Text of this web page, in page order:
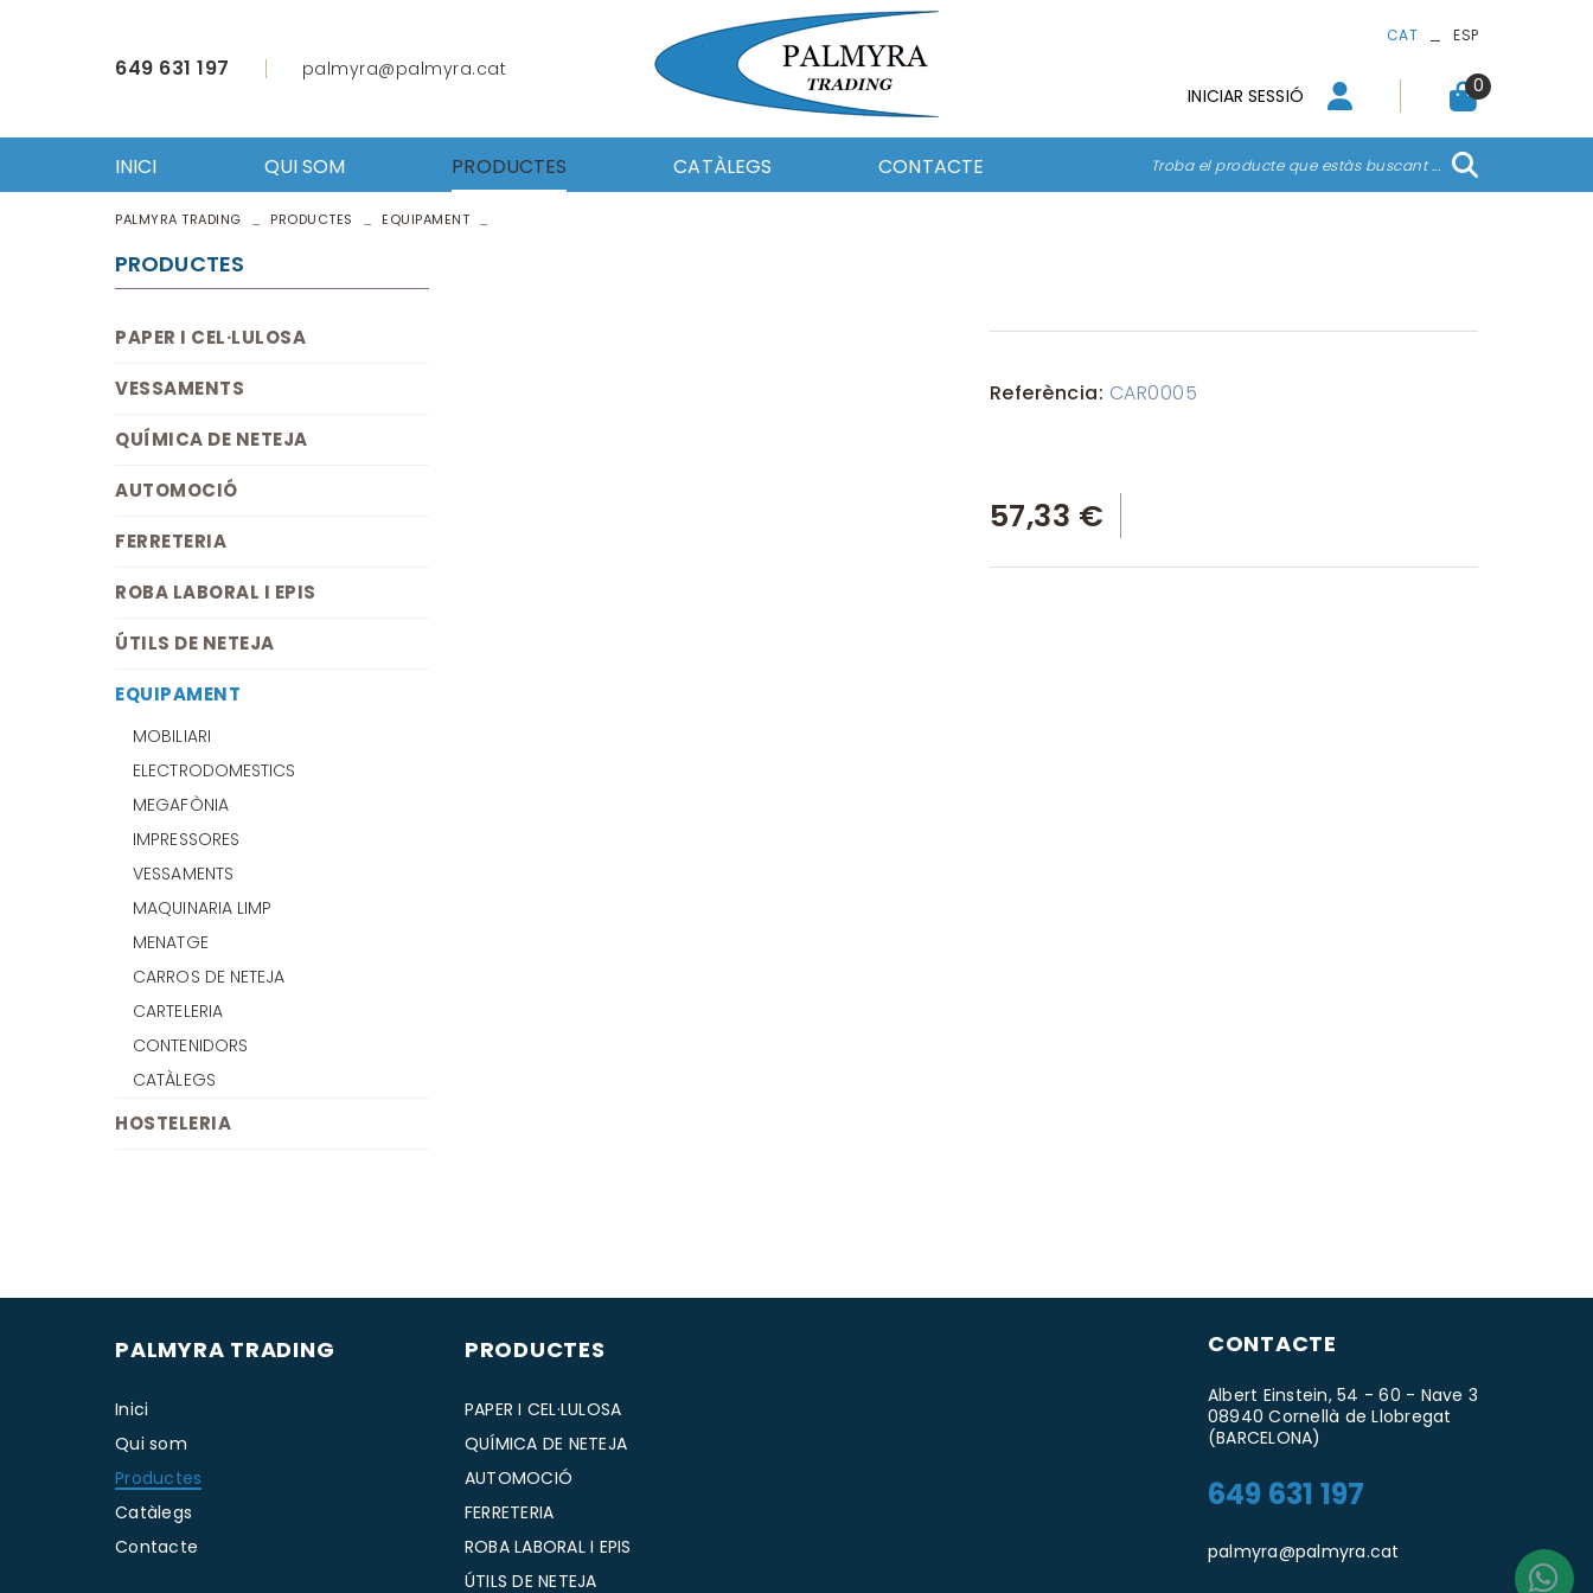
649 631 197 palmyra@palmyra.cat
CAT ESP
INICIAR SESSIÓ 0
INICI QUI SOM PRODUCTES
PAPER I CEL·LULOSA
CATÀLEGS CONTACTE Troba el producte que estàs buscant ...
PALMYRA TRADING PRODUCTES EQUIPAMENT
Referència: CAR0005
57,33 €
PRODUCTES
PAPER I CEL·LULOSA
VESSAMENTS
QUÍMICA DE NETEJA
AUTOMOCIÓ
FERRETERIA
ROBA LABORAL I EPIS
ÚTILS DE NETEJA
EQUIPAMENT
MOBILIARI
ELECTRODOMESTICS
MEGAFÒNIA
IMPRESSORES
VESSAMENTS
MAQUINARIA LIMP
MENATGE
CARROS DE NETEJA
CARTELERIA
CONTENIDORS
CATÀLEGS
HOSTELERIA
PALMYRA TRADING
Inici
Qui som
Productes
Catàlegs
Contacte
PRODUCTES
PAPER I CEL·LULOSA
QUÍMICA DE NETEJA
AUTOMOCIÓ
FERRETERIA
ROBA LABORAL I EPIS
ÚTILS DE NETEJA
CONTACTE
Albert Einstein, 54 - 60 - Nave 3
08940 Cornellà de Llobregat
(BARCELONA)
649 631 197
palmyra@palmyra.cat